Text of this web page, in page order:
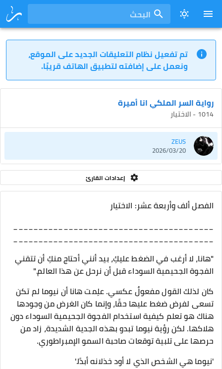
البحث
تم تفعيل نظام التعليقات الجديد على الموقع،
ونعمل على إضافته لتطبيق الهاتف قريبًا.
رواية السر الملكي انا أميرة
1014 - الاختيار
ZEUS
2026/03/20
إعدادات القارئ
الفصل ألف وأربعة عشر: الاختيار
________________________________________
________________________________________
"هانا، لا أرغب في الضغط عليكِ، بيد أنني أحتاج منكِ أن تتقني
الفجوة الجحيمية السوداء قبل أن نرحل عن هذا العالم."
كان لذلك القول مفعولٌ عكسي. علِمت هانا أن نيوما لم تكن
تسعى لفرض ضغط عليها حقًا، وإنما كان الغرض من وجودها
هناك هو تعلم كيفية استخدام الفجوة الجحيمية السوداء دون
هلاكها. لكن رؤية نيوما تبدو بهذه الجدية الشديدة، زاد من
حرصها على تلبية توقعات صاحبة السمو الإمبراطوري.
'نيوما هي الشخص الذي لا أود خذلانه أبدًا.'